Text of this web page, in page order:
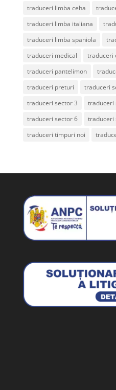
traduceri limba ceha
traduceri limba italiana
traduceri limba spaniola
traduceri medical
traduceri
traduceri pantelimon
traduceri preturi
traduceri
traduceri sector 3
traduceri
traduceri sector 6
traduceri
traduceri timpuri noi